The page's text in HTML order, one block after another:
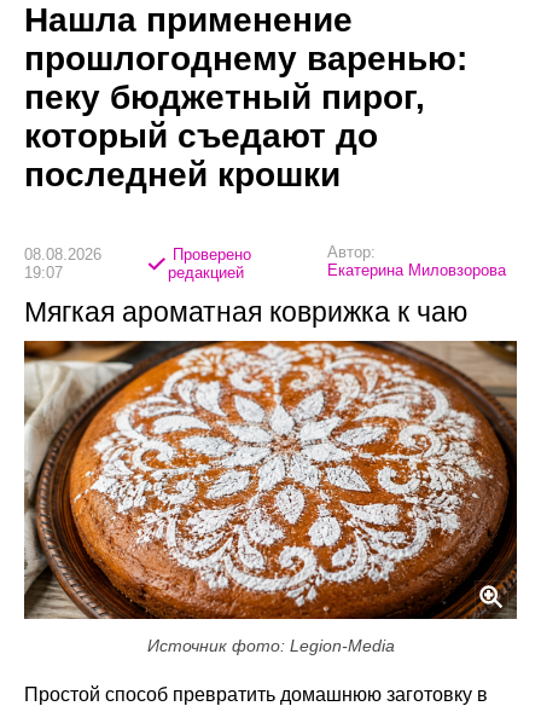
Нашла применение
прошлогоднему варенью:
пеку бюджетный пирог,
который съедают до
последней крошки
08.08.2026
19:07
Проверено
редакцией
Автор:
Екатерина Миловзорова
Мягкая ароматная коврижка к чаю
Источник фото: Legion-Media
Простой способ превратить домашнюю заготовку в